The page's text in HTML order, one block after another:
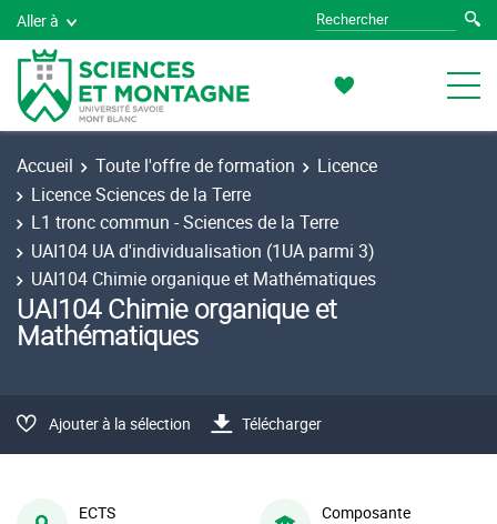
Aller à
Accueil Toute l'offre de formation
Licence
Licence Sciences de la Terre
L1 tronc commun - Sciences de la Terre
UAI104 UA d'individualisation (1UA parmi 3)
UAI104 Chimie organique et Mathématiques
UAI104 Chimie organique et
Mathématiques
Ajouter à la sélection Télécharger
ECTS
Composante